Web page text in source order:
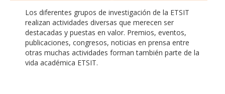
Los diferentes grupos de investigación de la ETSIT
realizan actividades diversas que merecen ser
destacadas y puestas en valor. Premios, eventos,
publicaciones, congresos, noticias en prensa entre
otras muchas actividades forman también parte de la
vida académica ETSIT.